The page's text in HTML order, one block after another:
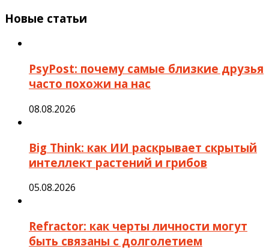
Новые статьи
PsyPost: почему самые близкие друзья
часто похожи на нас
08.08.2026
Big Think: как ИИ раскрывает скрытый
интеллект растений и грибов
05.08.2026
Refractor: как черты личности могут
быть связаны с долголетием